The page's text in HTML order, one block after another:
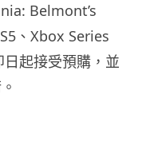
Belmont’s
、Xbox Series
起接受預購，並